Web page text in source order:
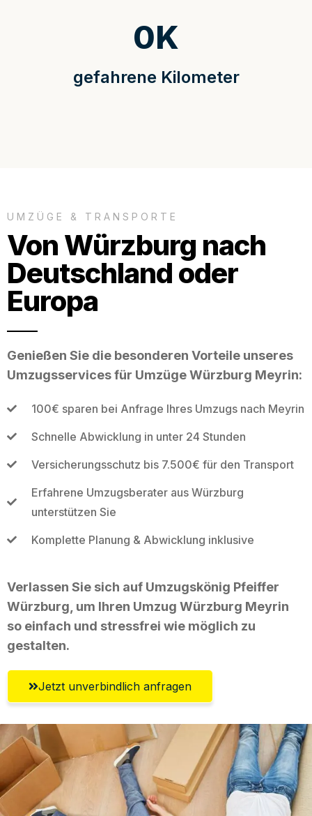
gefahrene Kilometer
0K
UMZÜGE & TRANSPORTE
Von Würzburg nach
Deutschland oder
Europa
Genießen Sie die besonderen Vorteile unseres
Umzugsservices für Umzüge Würzburg Meyrin:
100€ sparen bei Anfrage Ihres Umzugs nach Meyrin
Schnelle Abwicklung in unter 24 Stunden
Versicherungsschutz bis 7.500€ für den Transport
Erfahrene Umzugsberater aus Würzburg
unterstützen Sie
Komplette Planung & Abwicklung inklusive
Verlassen Sie sich auf Umzugskönig Pfeiffer
Würzburg, um Ihren Umzug Würzburg Meyrin
so einfach und stressfrei wie möglich zu
gestalten.
Jetzt unverbindlich anfragen